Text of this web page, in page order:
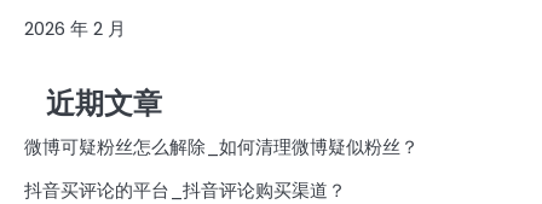
2026 年 2 月
近期文章
微博可疑粉丝怎么解除_如何清理微博疑似粉丝？
抖音买评论的平台_抖音评论购买渠道？